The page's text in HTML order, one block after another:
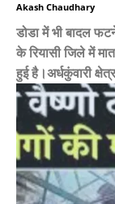
Akash Chaudhary
डोडा में भी बादल
के रियासी जिले में
हुई है।अर्धकुंवारी